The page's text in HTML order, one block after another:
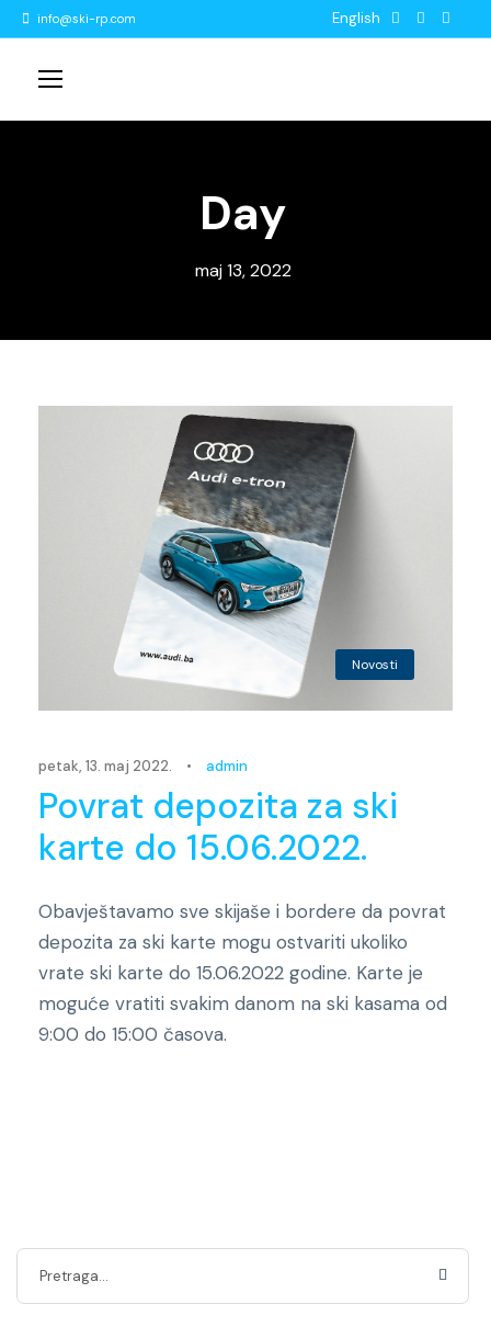
info@ski-rp.com English
Day
maj 13, 2022
Novosti
petak, 13. maj 2022. • admin
Povrat depozita za ski
karte do 15.06.2022.
Obavještavamo sve skijaše i bordere da povrat
depozita za ski karte mogu ostvariti ukoliko
vrate ski karte do 15.06.2022 godine. Karte je
moguće vratiti svakim danom na ski kasama od
9:00 do 15:00 časova.